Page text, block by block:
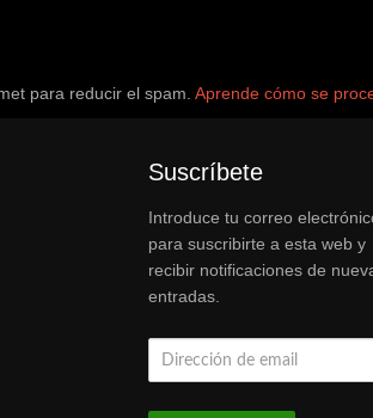
para reducir el spam. Aprende cómo se
Suscríbete
Introduce tu correo
para suscribirte a esta web y
recibir notificaciones de
entradas.
Dirección